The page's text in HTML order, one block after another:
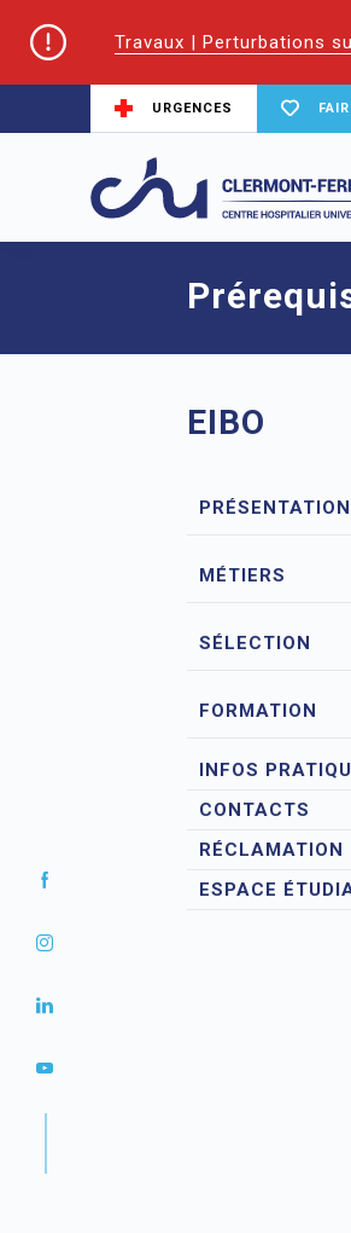
Travaux | Perturbations
URGENCES
Accueil EIFS |
EIBO
PRÉSENTATION
MÉTIERS
SÉLECTION
FORMATION
INFOS
CONTACTS
RÉCLAMATION
ESPACE